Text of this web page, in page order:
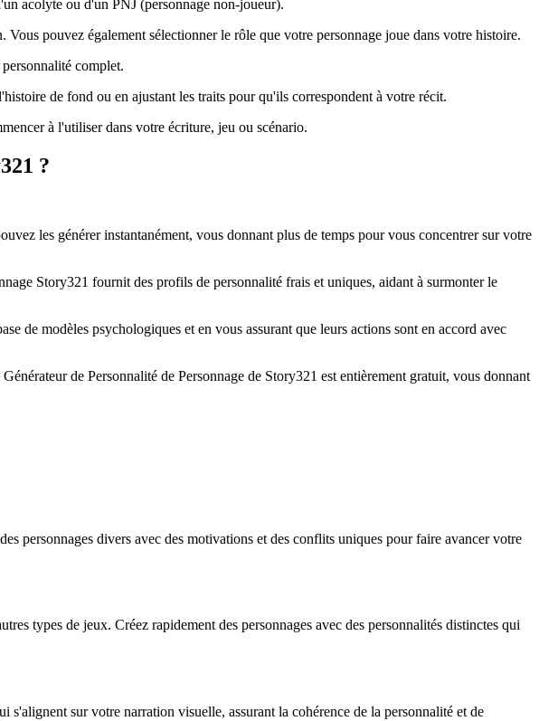
acolyte ou d'un PNJ (personnage non-joueur).
pouvez également sélectionner le rôle que votre personnage joue dans votre histoire.
complet.
de fond ou en ajustant les traits pour qu'ils correspondent à votre récit.
à l'utiliser dans votre écriture, jeu ou scénario.
?
les générer instantanément, vous donnant plus de temps pour vous concentrer sur votre
Story321 fournit des profils de personnalité frais et uniques, aidant à surmonter le
de modèles psychologiques et en vous assurant que leurs actions sont en accord avec
de Personnalité de Personnage de Story321 est entièrement gratuit, vous donnant
personnages divers avec des motivations et des conflits uniques pour faire avancer votre
types de jeux. Créez rapidement des personnages avec des personnalités distinctes qui
s'alignent sur votre narration visuelle, assurant la cohérence de la personnalité et de